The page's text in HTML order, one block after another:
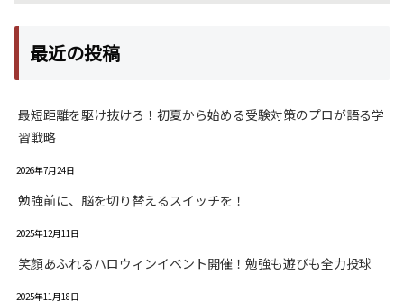
最近の投稿
最短距離を駆け抜けろ！初夏から始める受験対策のプロが語る学
習戦略
2026年7月24日
勉強前に、脳を切り替えるスイッチを！
2025年12月11日
笑顔あふれるハロウィンイベント開催！勉強も遊びも全力投球
2025年11月18日